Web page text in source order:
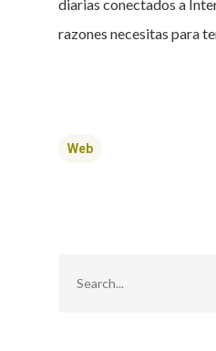
diarias conectados a
razones necesitas para
Web